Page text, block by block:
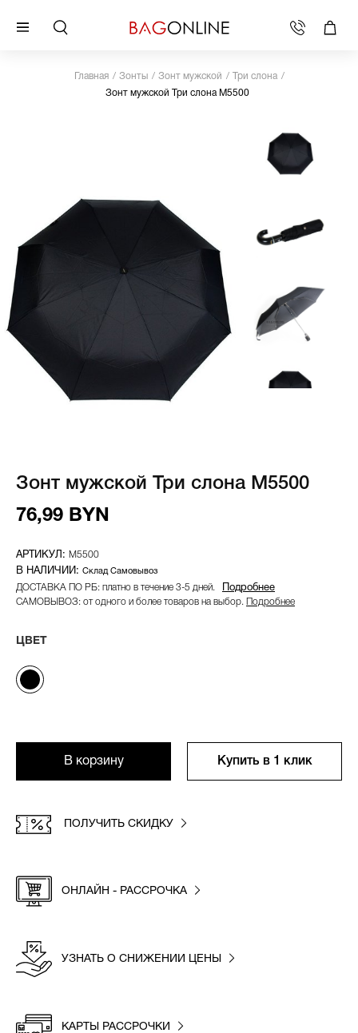
Главная Зонты Зонт мужской
Три слона
Зонт мужской Три слона M5500
Зонт мужской Три слона M5500
76,99 BYN
M5500
Склад Самовывоз
ДОСТАВКА ПО РБ: платно в течение 3-5 дней. Подробнее
САМОВЫВОЗ: от одного и более товаров на выбор. Подробнее
ЦВЕТ
В корзину Купить в 1 клик
ПОЛУЧИТЬ СКИДКУ
ОНЛАЙН - РАССРОЧКА
УЗНАТЬ О СНИЖЕНИИ ЦЕНЫ
КАРТЫ РАССРОЧКИ